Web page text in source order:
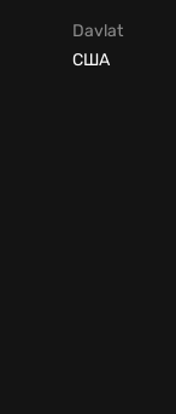
Davlat
США